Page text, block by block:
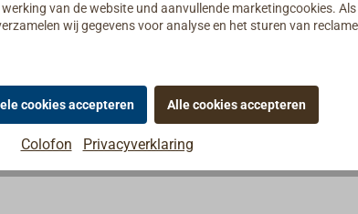
Voor de 12 Volt werking raden wij de MPPT
via de smartphone kunt monitoren. De app helpt
van de website und aanvullende marketingcookies.
wij gegevens voor analyse en het sturen van
cookies accepteren Alle cookies accepteren
Colofon Privacyverklaring